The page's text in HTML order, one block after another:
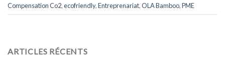
Compensation Co2,ecofriendly,Entreprenariat,OLA Bamboo,PME
ARTICLES RÉCENTS